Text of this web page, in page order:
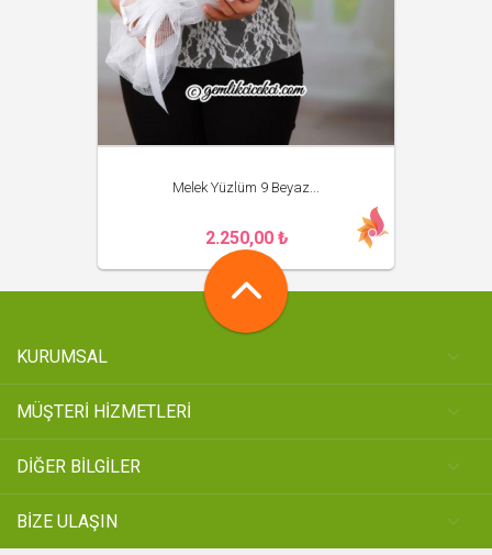
Melek Yüzlüm 9 Beyaz...
2.250,00 ₺
KURUMSAL
MÜŞTERİ HİZMETLERİ
DİĞER BİLGİLER
BİZE ULAŞIN